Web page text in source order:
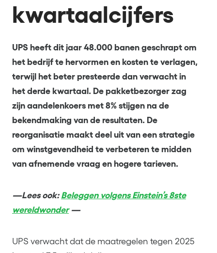
kwartaalcijfers
UPS heeft dit jaar 48.000 banen geschrapt om
het bedrijf te hervormen en kosten te verlagen,
terwijl het beter presteerde dan verwacht in
het derde kwartaal. De pakketbezorger zag
zijn aandelenkoers met 8% stijgen na de
bekendmaking van de resultaten. De
reorganisatie maakt deel uit van een strategie
om winstgevendheid te verbeteren te midden
van afnemende vraag en hogere tarieven.
—Lees ook: Beleggen volgens Einstein’s 8ste
wereldwonder—
UPS verwacht dat de maatregelen tegen 2025